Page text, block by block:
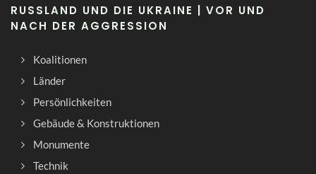
RUSSLAND UND DIE UKRAINE | VOR UND
NACH DER AGGRESSION
Koalitionen
Länder
Persönlichkeiten
Gebäude & Konstruktionen
Monumente
Technik